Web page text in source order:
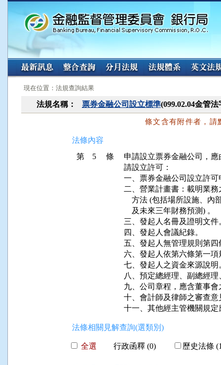
:::
現在位置：法規查詢結果
法規名稱： 票券金融公司設立標準(099.02.04金管
條文含有附件者，請
法條內容
第 5 條
申請設立票券金融公司，
請設立許可：
一、票券金融公司設立許可
二、營業計畫書：載明業
方法 (包括場所設施、
    及未來三年財務預測) 。
三、發起人名冊及證明文件
四、發起人會議紀錄。
五、發起人無管理規則第
六、發起人依第六條第一
七、發起人之資金來源說明
八、預定總經理、副總經
九、公司章程，應含董事
十、會計師及律師之審查意
十一、其他經主管機關規
法條相關見解查詢(選類別)
全選 行政函釋 (0) 歷史法條